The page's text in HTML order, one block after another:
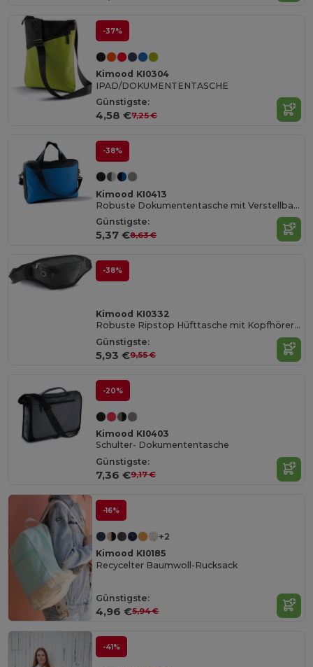
-37%
Kimood KI0304
IPAD/DOKUMENTENTASCHE
Günstigste:
4,58 €7,25 €
-38%
Kimood KI0413
Robuste Dokumententasche mit Verstellbarem Schultergurt
Günstigste:
5,37 €8,63 €
-38%
Kimood KI0332
Robuste Ripstop Hüfttasche mit Kopfhöreröffnung
Günstigste:
5,93 €9,55 €
-20%
Kimood KI0403
Schulter- Dokumententasche
Günstigste:
7,36 €9,17 €
-16%
+2
Kimood KI0185
Recycelter Baumwoll-Rucksack
Günstigste:
4,96 €5,94 €
-41%